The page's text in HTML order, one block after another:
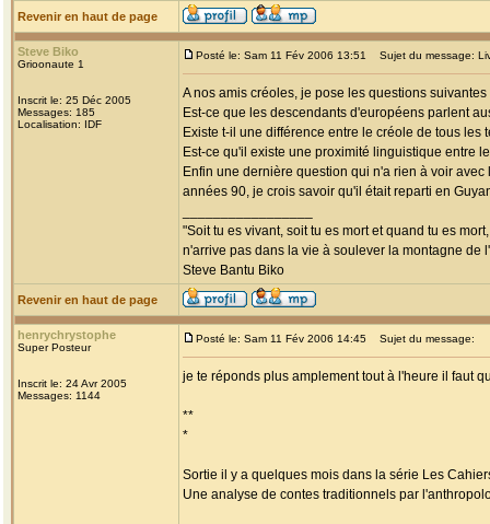
Revenir en haut de page
Steve Biko
Grioonaute 1
Inscrit le: 25 Déc 2005
Messages: 185
Localisation: IDF
Posté le: Sam 11 Fév 2006 13:51 Sujet du message:
A nos amis créoles, je pose les questions suivantes
Est-ce que les descendants d'européens parlent
Existe t-il une différence entre le créole de tous les
Est-ce qu'il existe une proximité linguistique entre
Enfin une dernière question qui n'a rien à voir
années 90, je crois savoir qu'il était reparti en
"Soit tu es vivant, soit tu es mort et quand tu es
n'arrive pas dans la vie à soulever la montagne de
Steve Bantu Biko
Revenir en haut de page
henrychrystophe
Super Posteur
Inscrit le: 24 Avr 2005
Messages: 1144
Posté le: Sam 11 Fév 2006 14:45 Sujet du message:
je te réponds plus amplement tout à l'heure il faut
**
*
Sortie il y a quelques mois dans la série Les
Une analyse de contes traditionnels par